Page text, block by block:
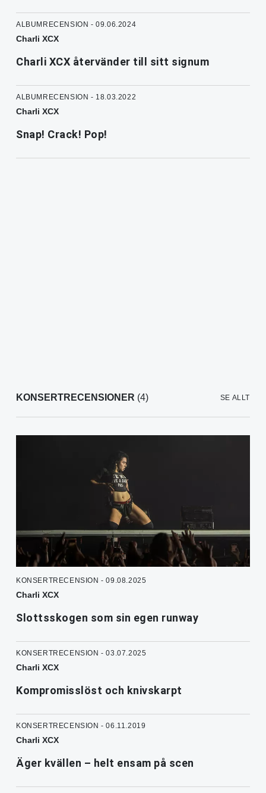
ALBUMRECENSION - 09.06.2024
Charli XCX
Charli XCX återvänder till sitt signum
ALBUMRECENSION - 18.03.2022
Charli XCX
Snap! Crack! Pop!
KONSERTRECENSIONER (4) SE ALLT
KONSERTRECENSION - 09.08.2025
Charli XCX
Slottsskogen som sin egen runway
KONSERTRECENSION - 03.07.2025
Charli XCX
Kompromisslöst och knivskarpt
KONSERTRECENSION - 06.11.2019
Charli XCX
Äger kvällen – helt ensam på scen